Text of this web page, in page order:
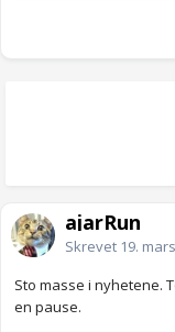
ajarRun
Skrevet 19.
Sto masse i nyhetene.
en pause.